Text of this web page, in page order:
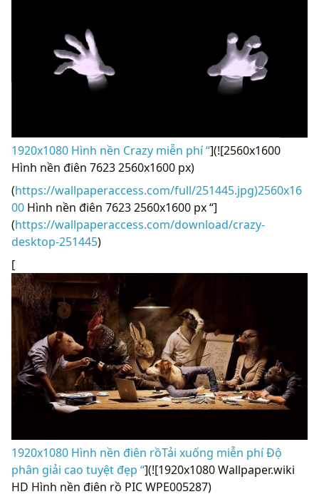
1920x1080 Hình nền Crazy miễn phí “](![2560x1600
Hình nền điên 7623 2560x1600 px)
(https://wallpaperaccess.com/full/251445.jpg)2560x16
00 Hình nền điên 7623 2560x1600 px “]
(https://wallpaperaccess.com/download/crazy-
desktop-251445)
[
1920x1080 Hình nền điên rồTải xuống miễn phí Độ
phân giải cao tuyệt đẹp “](![1920x1080 Wallpaper.wiki
HD Hình nền điên rồ PIC WPE005287)